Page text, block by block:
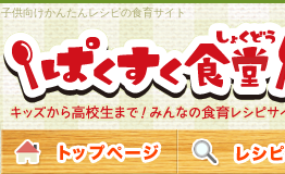
子供向けかんたんレシピの食育サイト